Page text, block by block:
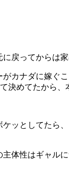
戻ってからは
カナダに嫁
決めてたから、
ッとしてたら
体性はギャル